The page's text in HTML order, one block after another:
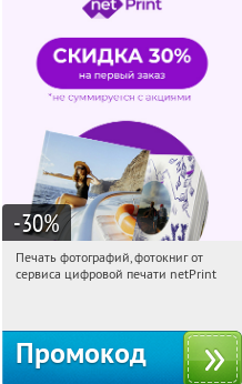
-30%
21:15:13 Получили:
Печать фотографий, фотокниг от
сервиса цифровой печати netPrint
Промокод